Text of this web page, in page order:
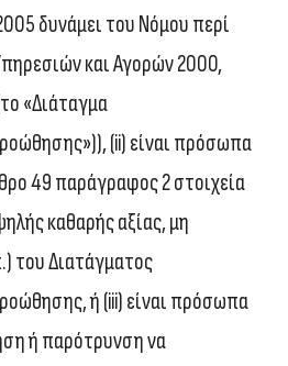
δυνάμει του Νόμου περί
και Αγορών 2000,
«Διάταγμα
(ii) είναι πρόσωπα
49 παράγραφος 2 στοιχεία
καθαρής αξίας, μη
του Διατάγματος
ή (iii) είναι πρόσωπα
ή παρότρυνση να